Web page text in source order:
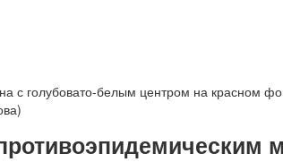
с голубовато-белым центром на красном